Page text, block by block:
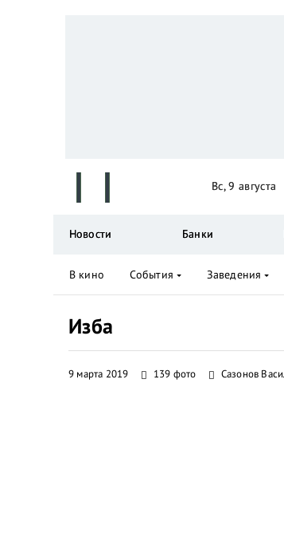
Изба
9 марта 2019 139 фото Сазонов
Вс, 9 августа
Новости Банки
В кино События Заведения